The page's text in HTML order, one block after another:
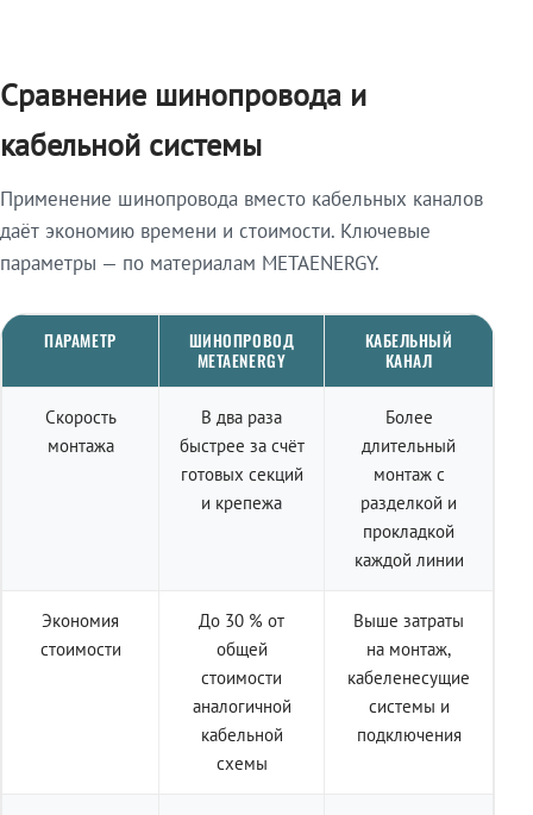
Сравнение шинопровода и
кабельной системы
Применение шинопровода вместо кабельных каналов
даёт экономию времени и стоимости. Ключевые
параметры — по материалам METAENERGY.
ПАРАМЕТР
ШИНОПРОВОД
METAENERGY
КАБЕЛЬНЫЙ
КАНАЛ
Скорость
монтажа
В два раза
быстрее за счёт
готовых секций
и крепежа
Более
длительный
монтаж с
разделкой и
прокладкой
каждой линии
Экономия
стоимости
До 30 % от
общей
стоимости
аналогичной
кабельной
схемы
Выше затраты
на монтаж,
кабеленесущие
системы и
подключения